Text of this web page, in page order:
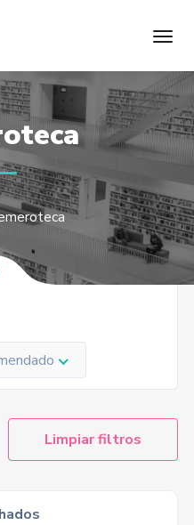
Limpiar filtros